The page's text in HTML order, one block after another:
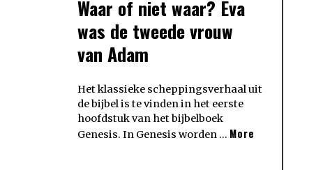
Waar of niet waar? Eva
was de tweede vrouw
van Adam
Het klassieke scheppingsverhaal uit
de bijbel is te vinden in het eerste
hoofdstuk van het bijbelboek
Genesis. In Genesis worden … More